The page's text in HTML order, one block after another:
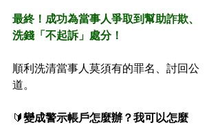
最終！成功為當事人爭取到幫助詐欺、
洗錢「不起訴」處分！
順利洗清當事人莫須有的罪名、討回公
道。
🔰變成警示帳戶怎麼辦？我可以怎麼